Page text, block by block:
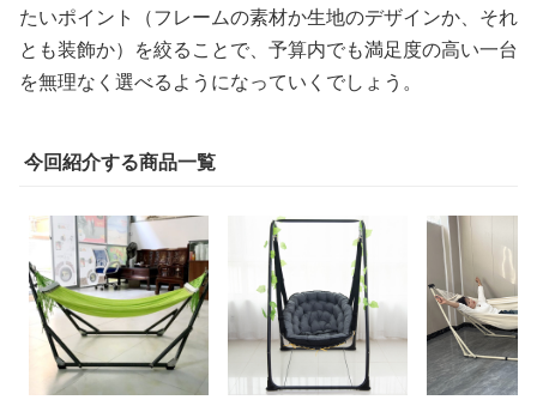
たいポイント（フレームの素材か生地のデザインか、それ
とも装飾か）を絞ることで、予算内でも満足度の高い一台
を無理なく選べるようになっていくでしょう。
今回紹介する商品一覧